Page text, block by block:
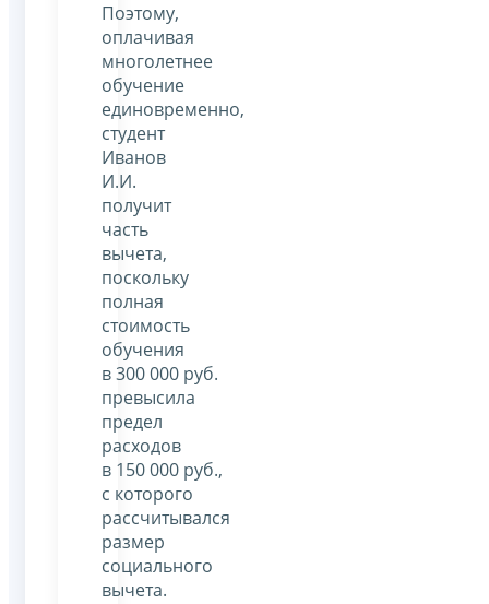
Поэтому,
оплачивая
многолетнее
обучение
единовременно,
студент
Иванов
И.И.
получит
часть
вычета,
поскольку
полная
стоимость
обучения
в 300 000 руб.
превысила
предел
расходов
в 150 000 руб.,
с которого
рассчитывался
размер
социального
вычета.